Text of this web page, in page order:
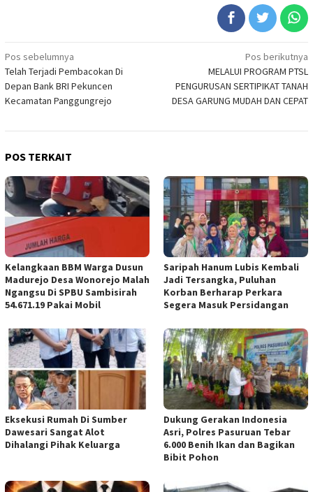
Navigasi
pos
Pos sebelumnya
Telah Terjadi Pembacokan Di
Depan Bank BRI Pekuncen
Kecamatan Panggungrejo
Pos berikutnya
MELALUI PROGRAM PTSL
PENGURUSAN SERTIPIKAT TANAH
DESA GARUNG MUDAH DAN CEPAT
POS TERKAIT
Kelangkaan BBM Warga Dusun
Madurejo Desa Wonorejo Malah
Ngangsu Di SPBU Sambisirah
54.671.19 Pakai Mobil
Saripah Hanum Lubis Kembali
Jadi Tersangka, Puluhan
Korban Berharap Perkara
Segera Masuk Persidangan
Eksekusi Rumah Di Sumber
Dawesari Sangat Alot
Dihalangi Pihak Keluarga
Dukung Gerakan Indonesia
Asri, Polres Pasuruan Tebar
6.000 Benih Ikan dan Bagikan
Bibit Pohon